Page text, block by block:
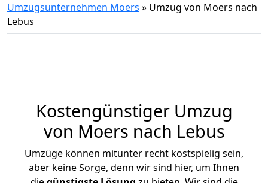
Umzugsunternehmen Moers » Umzug von Moers nach
Lebus
Kostengünstiger Umzug
von Moers nach Lebus
Umzüge können mitunter recht kostspielig sein,
aber keine Sorge, denn wir sind hier, um Ihnen